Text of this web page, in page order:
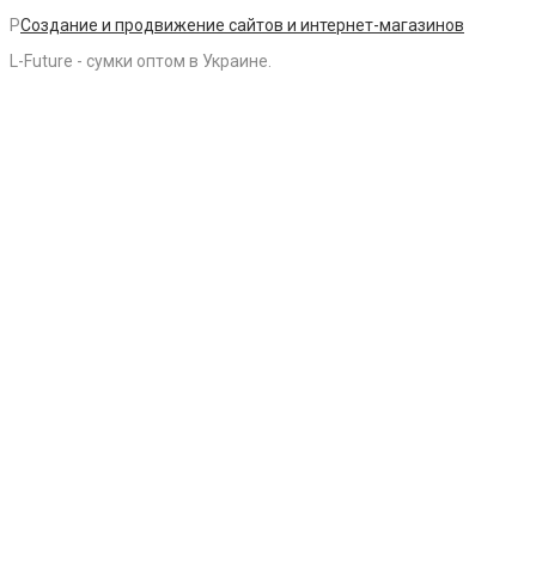
PСоздание и продвижение сайтов и интернет-магазинов
L-Future - сумки оптом в Украине.